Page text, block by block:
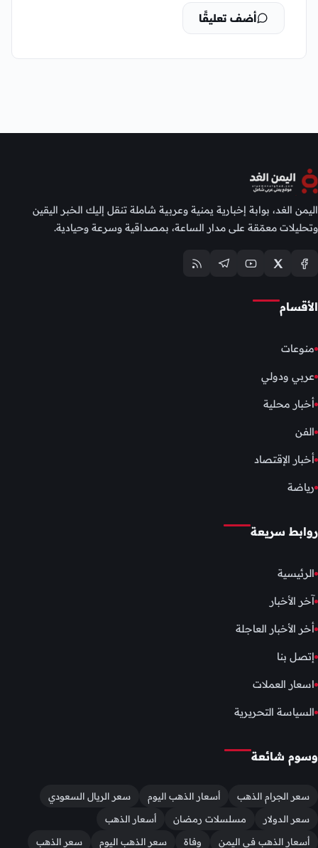
أضف تعليقًا
اليمن الغد، بوابة إخبارية يمنية وعربية شاملة تنقل إليك الخبر اليقين
وتحليلات معمّقة على مدار الساعة، بمصداقية وسرعة وحيادية.
الأقسام
منوعات
عربي ودولي
أخبار محلية
الفن
أخبار الإقتصاد
رياضة
روابط سريعة
الرئيسية
آخر الأخبار
أخر الأخبار العاجلة
إتصل بنا
اسعار العملات
السياسة التحريرية
وسوم شائعة
سعر الجرام الذهب أسعار الذهب اليوم
سعر الريال السعودي
سعر الدولار
مسلسلات رمضان
أسعار الذهب
أسعار الذهب في اليمن
وفاة سعر الذهب اليوم سعر الذهب